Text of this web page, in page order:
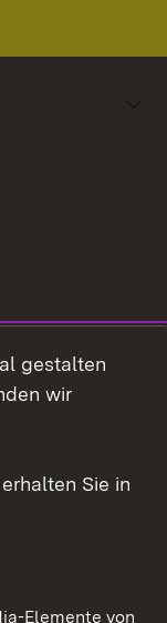
gestalten
wir
Sie in
Elemente von